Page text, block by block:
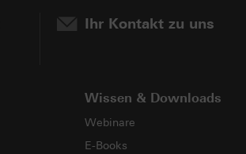
Ihr Kontakt zu uns
Wissen & Downloads
Webinare
E-Books